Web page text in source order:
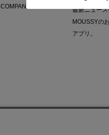
COMPANY
最新ニュー
MOUSSYの
アプリ。